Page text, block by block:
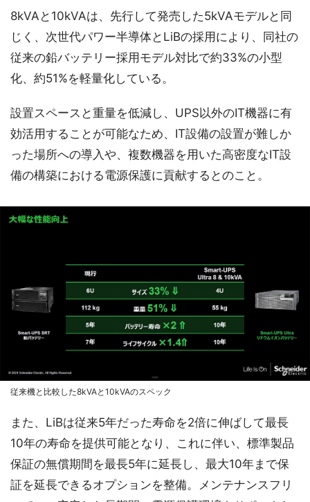
8kVAと10kVAは、先行して発売した5kVAモデルと同
じく、次世代パワー半導体とLiBの採用により、同社の
従来の鉛バッテリー採用モデル対比で約33%の小型
化、約51%を軽量化している。
設置スペースと重量を低減し、UPS以外のIT機器に有
効活用することが可能なため、IT設備の設置が難しか
った場所への導入や、複数機器を用いた高密度なIT設
備の構築における電源保護に貢献するとのこと。
従来機と比較した8kVAと10kVAのスペック
また、LiBは従来5年だった寿命を2倍に伸ばして最長
10年の寿命を提供可能となり、これに伴い、標準製品
保証の無償期間を最長5年に延長し、最大10年まで保
証を延長できるオプションを整備。メンテナンスフリ